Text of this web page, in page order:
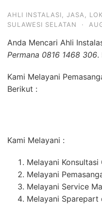
AHLI INSTALASI JASA
SULAWESI SELATAN
·
Anda Mencari Ahli
Permana 0816 1468 306.
Kami Melayani
Berikut :
Kami Melayani :
Melayani Konsultasi
Melayani
Melayani Service
Melayani Sparepart